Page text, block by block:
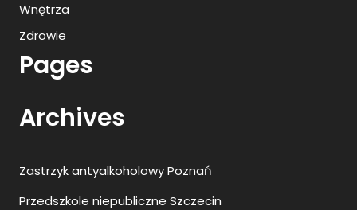
Wnętrza
Zdrowie
Pages
Archives
Zastrzyk antyalkoholowy Poznań
Przedszkole niepubliczne Szczecin